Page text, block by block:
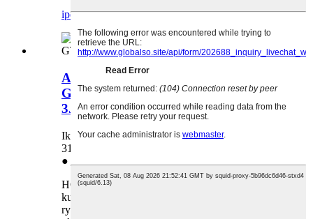
ipererezaibisobanuro birambuye
Agapapuro k'ifoto ka HP GT51
GT52 GT5810 5820 310 410 318
3JB06A
Ikoreshwa muri: HP GT51 GT52 GT5810 5820
310 410 318 3JB06A
● Kugurisha mu buryo butaziguye mu ruganda
HONHAI TECHNOLOGY LIMITED yibanda
ku bijyanye n'umusaruro, iha agaciro ireme
ry'ibicuruzwa, kandi yiteze gushinga umubano